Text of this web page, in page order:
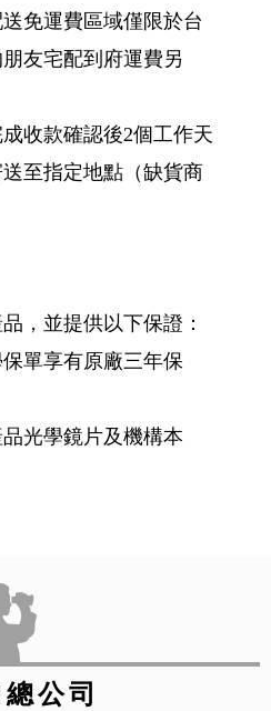
免運費區域僅限於台
友宅配到府運費另
收款確認後2個工作天
至指定地點（缺貨商
，並提供以下保證：
單享有原廠三年保
光學鏡片及機構本
公司